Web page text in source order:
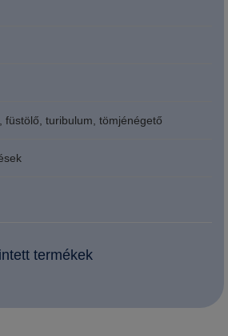
füstölő, turibulum, tömjénégető
termékek